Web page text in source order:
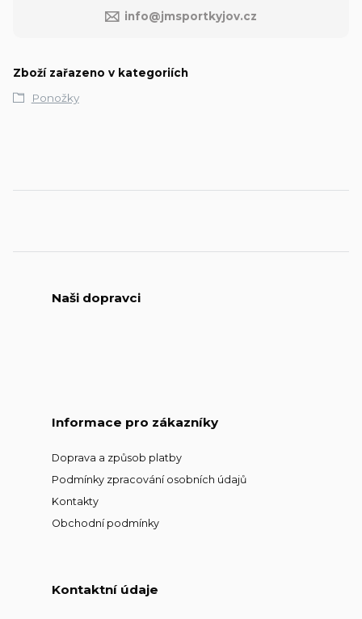
info@jmsportkyjov.cz
Zboží zařazeno v kategoriích
Ponožky
Naši dopravci
Informace pro zákazníky
Doprava a způsob platby
Podmínky zpracování osobních údajů
Kontakty
Obchodní podmínky
Kontaktní údaje